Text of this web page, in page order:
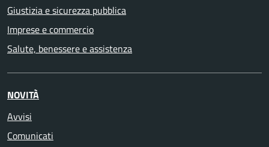
Giustizia e sicurezza pubblica
Imprese e commercio
Salute, benessere e assistenza
NOVITÀ
Avvisi
Comunicati